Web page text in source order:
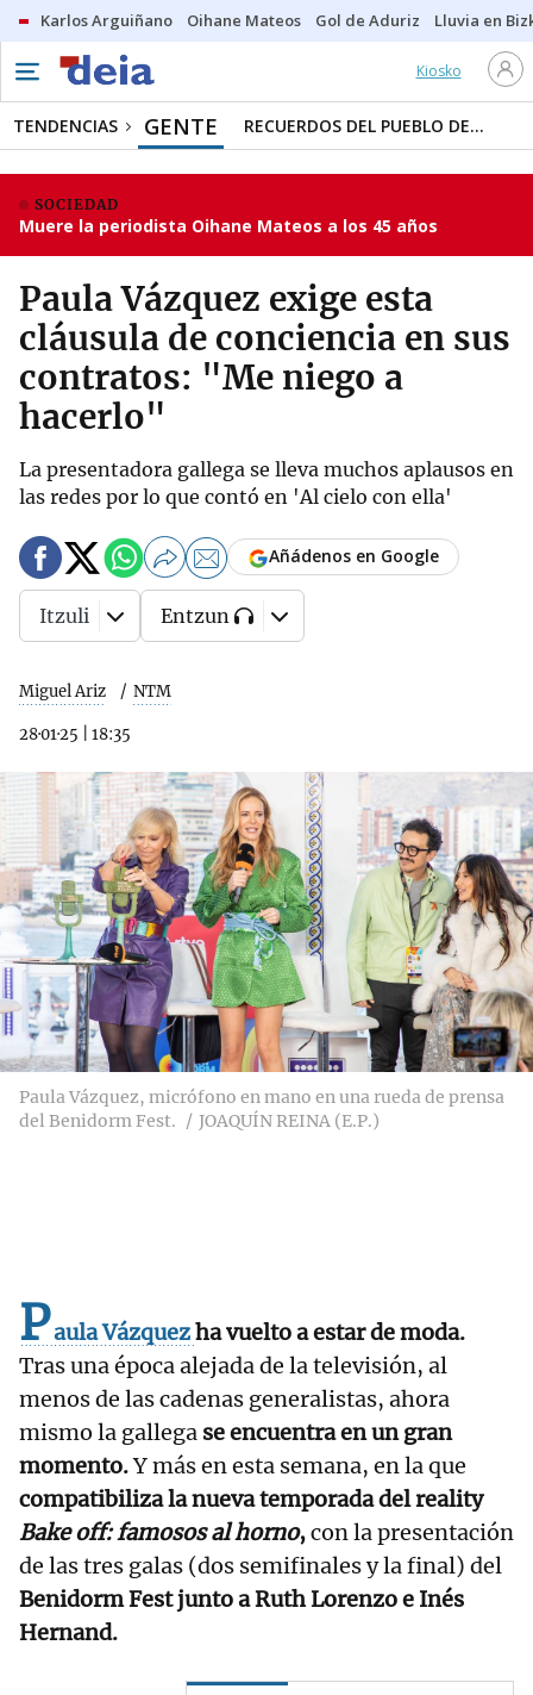
Karlos Arguiñano Oihane Mateos Gol de Aduriz Lluvia en
Kiosko
TENDENCIAS GENTE RECUERDOS DEL PUEBLO DE...
SOCIEDAD
Muere la periodista Oihane Mateos a los 45 años
Paula Vázquez exige esta
cláusula de conciencia en sus
contratos: "Me niego a
hacerlo"
La presentadora gallega se lleva muchos aplausos en
las redes por lo que contó en 'Al cielo con ella'
Miguel Ariz NTM
28·01·25 18:35
Añádenos en Google
Itzuli Entzun
Paula Vázquez, micrófono en mano en una rueda de prensa
del Benidorm Fest.
JOAQUÍN REINA (E.P.)
Paula Vázquezha vuelto a estar de moda.
Tras una época alejada de la televisión, al
menos de las cadenas generalistas, ahora
mismo la gallega se encuentra en un gran
momento.Y más en esta semana, en la que
compatibiliza la nueva temporada del reality
Bake off: famosos al horno,con la presentación
de las tres galas (dos semifinales y la final) del
Benidorm Fest junto a Ruth Lorenzo e Inés
Hernand.